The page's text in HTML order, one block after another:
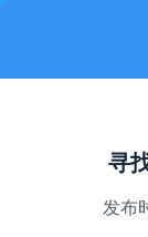
寻
发布